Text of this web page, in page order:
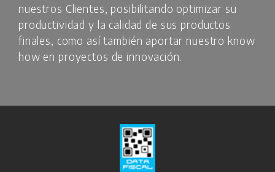
nuestros Clientes, posibilitando optimizar su
productividad y la calidad de sus productos
finales, como así también aportar nuestro know
how en proyectos de innovación.